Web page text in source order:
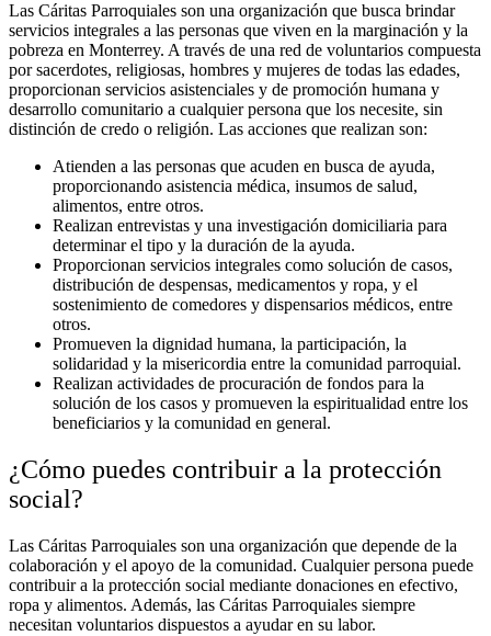
Las Cáritas Parroquiales son una organización que busca brindar
servicios integrales a las personas que viven en la marginación y la
pobreza en Monterrey. A través de una red de voluntarios compuesta
por sacerdotes, religiosas, hombres y mujeres de todas las edades,
proporcionan servicios asistenciales y de promoción humana y
desarrollo comunitario a cualquier persona que los necesite, sin
distinción de credo o religión. Las acciones que realizan son:
Atienden a las personas que acuden en busca de ayuda,
proporcionando asistencia médica, insumos de salud,
alimentos, entre otros.
Realizan entrevistas y una investigación domiciliaria para
determinar el tipo y la duración de la ayuda.
Proporcionan servicios integrales como solución de casos,
distribución de despensas, medicamentos y ropa, y el
sostenimiento de comedores y dispensarios médicos, entre
otros.
Promueven la dignidad humana, la participación, la
solidaridad y la misericordia entre la comunidad parroquial.
Realizan actividades de procuración de fondos para la
solución de los casos y promueven la espiritualidad entre los
beneficiarios y la comunidad en general.
¿Cómo puedes contribuir a la protección
social?
Las Cáritas Parroquiales son una organización que depende de la
colaboración y el apoyo de la comunidad. Cualquier persona puede
contribuir a la protección social mediante donaciones en efectivo,
ropa y alimentos. Además, las Cáritas Parroquiales siempre
necesitan voluntarios dispuestos a ayudar en su labor.